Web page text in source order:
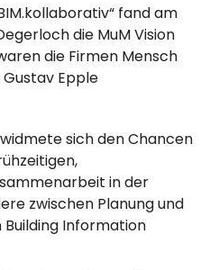
fand am
die MuM Vision
die Firmen Mensch
Epple
sich den Chancen
in der
zwischen Planung und
Information